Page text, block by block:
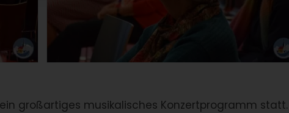
großartiges musikalisches Konzertprogramm statt.